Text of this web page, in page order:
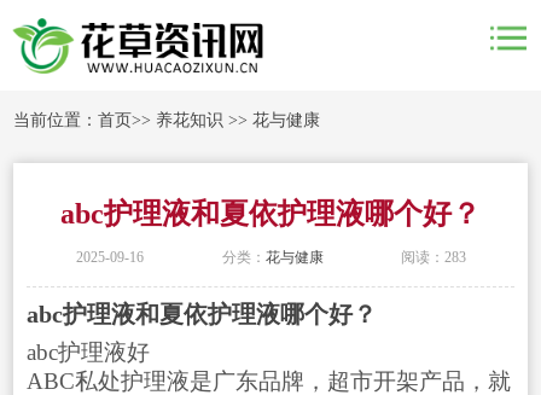
当前位置：首页>> 养花知识 >>花与健康
abc护理液和夏依护理液哪个好？
2025-09-16 分类： 花与健康 阅读：283
abc护理液和夏依护理液哪个好？
abc护理液好
ABC私处护理液是广东品牌，超市开架产品，就